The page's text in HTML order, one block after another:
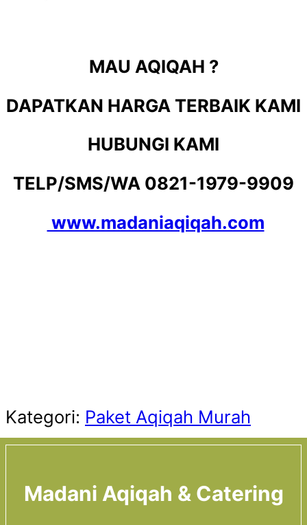
MAU AQIQAH ?
DAPATKAN HARGA TERBAIK KAMI
HUBUNGI KAMI
TELP/SMS/WA 0821-1979-9909
www.madaniaqiqah.com
Kategori: Paket Aqiqah Murah
Madani Aqiqah & Catering